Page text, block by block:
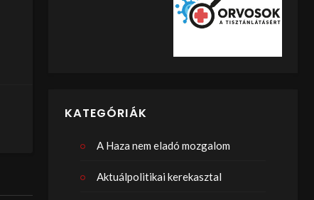
KATEGÓRIÁK
A Haza nem eladó mozgalom
Aktuálpolitikai kerekasztal